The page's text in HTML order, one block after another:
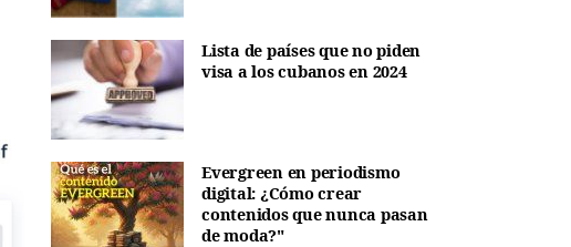
Lista de países que no piden
visa a los cubanos en 2024
Evergreen en periodismo
digital: ¿Cómo crear
contenidos que nunca pasan
de moda?"